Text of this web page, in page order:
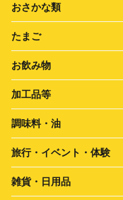
おさかな類
たまご
お飲み物
加工品等
調味料・油
旅行・イベント・体験
雑貨・日用品